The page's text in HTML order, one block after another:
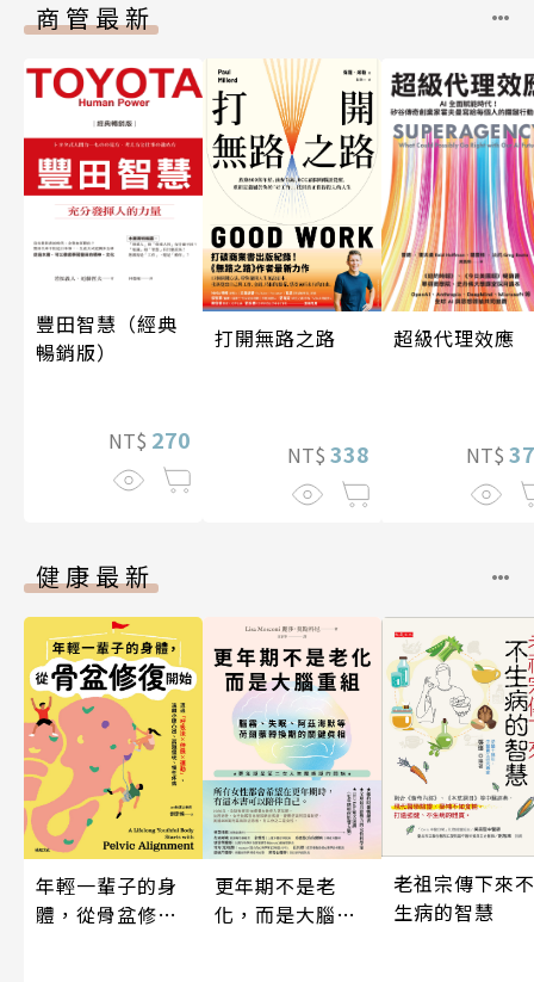
商管最新
豐田智慧（經典
暢銷版）
NT$ 270
打開無路之路
NT$ 338
超級代理效應
NT$
健康最新
年輕一輩子的身
體，從骨盆修復
更年期不是老
化，而是大腦重
老祖宗傳下來不
生病的智慧